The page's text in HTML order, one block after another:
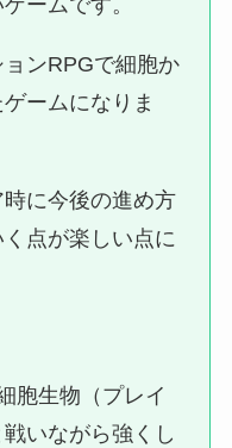
ームです。
ンRPGで細胞か
ームになりま
に今後の進め方
点が楽しい点に
胞生物（プレイ
いながら強くし